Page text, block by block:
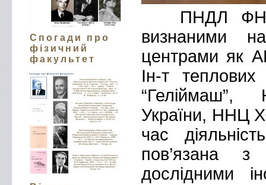
Спогади про
фізичний
факультет
ПНДЛ ФНТ
визнаними
центрами як
Ін-т
“Гелiймаш”,
України, ННЦ
час
пов’язана
дослідними